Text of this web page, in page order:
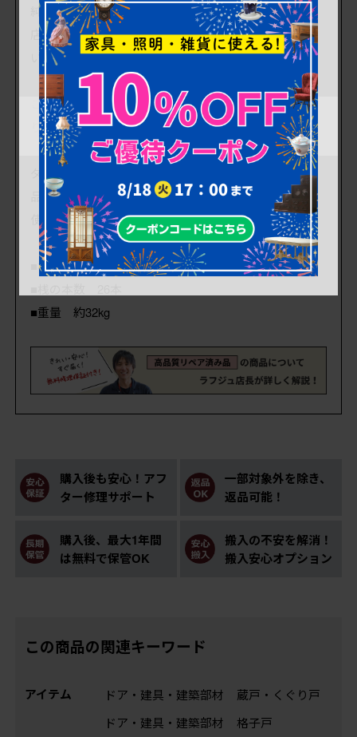
純和風に限らず、和モダンなご自宅や
店舗の雰囲気づくりに取り入れてみては
いかがでしょうか。
こちらの商品はテーブルへの加工も有料にて承ってお
ります。お気軽にお問い合わせください。
ダメージが少なく、アンティーク品として高品質なお
品です。
使用上問題のあるダメージはありません。
■框サイズ 上105mm/左50mm/右50mm/下130mm
■重量 約32kg
購入後も安心！アフ
ター修理サポート
一部対象外を除き、
返品可能！
購入後、最大1年間
は無料で保管OK
搬入の不安を解消！
搬入安心オプション
この商品の関連キーワード
アイテム ドア・建具・建築部材
蔵戸・くぐり戸
ドア・建具・建築部材
格子戸